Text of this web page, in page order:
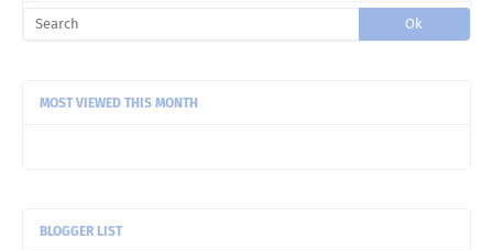
Terus rasa remaja semula kan?
MOST VIEWED THIS MONTH
BLOGGER LIST